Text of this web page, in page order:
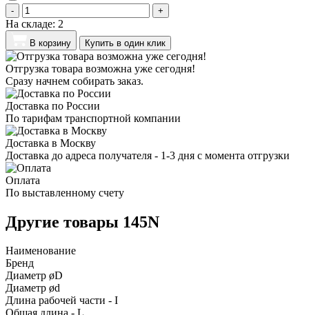
- +
На складе: 2
В корзину Купить в один клик
Отгрузка товара возможна уже сегодня!
Сразу начнем собирать заказ.
Доставка по России
По тарифам транспортной компании
Доставка в Москву
Доставка до адреса получателя - 1-3 дня с момента отгрузки
Оплата
По выставленному счету
Другие товары 145N
Наименование
Бренд
Диаметр øD
Диаметр ød
Длина рабочей части - I